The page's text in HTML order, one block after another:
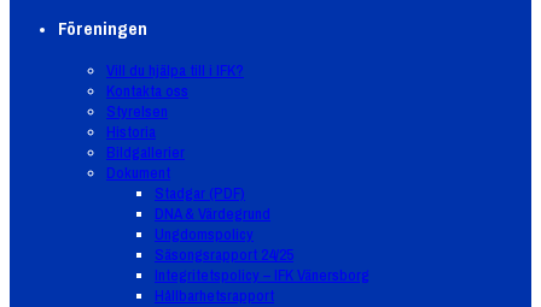
Föreningen
Vill du hjälpa till i IFK?
Kontakta oss
Styrelsen
Historia
Bildgallerier
Dokument
Stadgar (PDF)
DNA & Värdegrund
Ungdomspolicy
Säsongsrapport 24/25
Integritetspolicy – IFK Vänersborg
Hållbarhetsrapport